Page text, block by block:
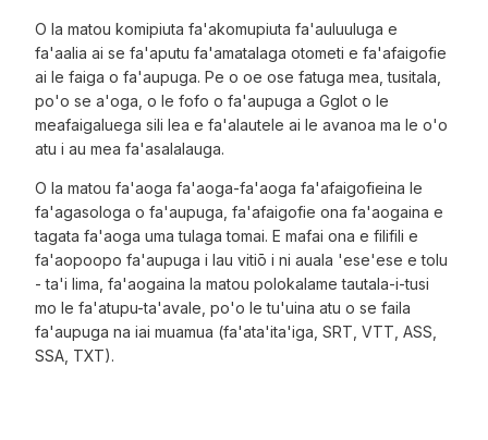
O la matou komipiuta fa'akomupiuta fa'auluuluga e
fa'aalia ai se fa'aputu fa'amatalaga otometi e fa'afaigofie
ai le faiga o fa'aupuga. Pe o oe ose fatuga mea, tusitala,
po'o se a'oga, o le fofo o fa'aupuga a Gglot o le
meafaigaluega sili lea e fa'alautele ai le avanoa ma le o'o
atu i au mea fa'asalalauga.
O la matou fa'aoga fa'aoga-fa'aoga fa'afaigofieina le
fa'agasologa o fa'aupuga, fa'afaigofie ona fa'aogaina e
tagata fa'aoga uma tulaga tomai. E mafai ona e filifili e
fa'aopoopo fa'aupuga i lau vitiō i ni auala 'ese'ese e tolu
- ta'i lima, fa'aogaina la matou polokalame tautala-i-tusi
mo le fa'atupu-ta'avale, po'o le tu'uina atu o se faila
fa'aupuga na iai muamua (fa'ata'ita'iga, SRT, VTT, ASS,
SSA, TXT).